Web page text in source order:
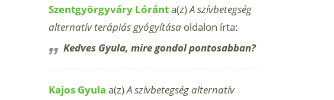
Szentgyörgyváry Lóránta(z)A szívbetegség
alternatív terápiás gyógyítása oldalon írta:
Kedves Gyula, mire gondol pontosabban?
Kajos Gyula a(z)A szívbetegség alternatív